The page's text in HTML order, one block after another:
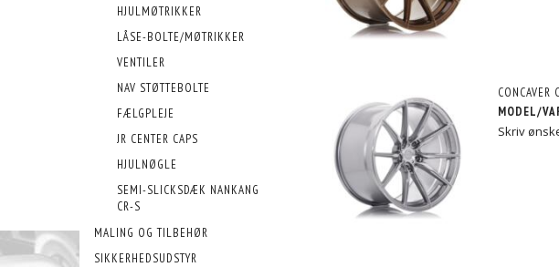
HJULMØTRIKKER
LÅSE-BOLTE/MØTRIKKER
VENTILER
NAV STØTTEBOLTE
FÆLGPLEJE
JR CENTER CAPS
HJULNØGLE
SEMI-SLICKSDÆK NANKANG
CR-S
MALING OG TILBEHØR
SIKKERHEDSUDSTYR
MODEL/
Skriv